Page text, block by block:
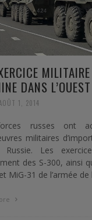
DANS
AOÛT 1, 2014
russes ont
militaires
Les
des S-300, ainsi
MiG-31 de l’armée de